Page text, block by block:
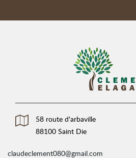
58 route d'arbaville
88100 Saint Die
claudeclement080@gmail.com